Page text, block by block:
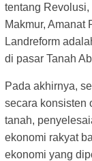
tentang Revolusi,
Makmur, Amanat
Landreform
di pasar Tanah
Pada akhirnya,
secara konsisten
tanah,
ekonomi rakyat
ekonomi yang